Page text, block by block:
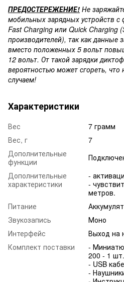
ПРЕДОСТЕРЕЖЕНИЕ! Не
мобильных зарядных устройств с
Fast Charging или Quick Charging
производителей), так как данные
вместо положенных 5 вольт
12 вольт. От такой зарядки
вероятностью может сгореть, что
случаем!
Характеристики
Вес
7 грамм
Вес, г
7
Дополнительные
функции
Дополнительные
характеристики
-
-
метров.
Питание
Звукозапись
Моно
Интерфейс
Выход на
Комплект поставки
-
200 - 1 шт.
- USB
-